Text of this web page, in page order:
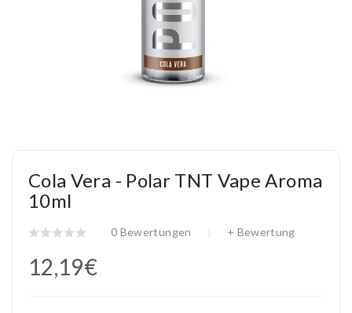
Cola Vera - Polar TNT Vape Aroma
10ml
0 Bewertungen + Bewertung
12,19€